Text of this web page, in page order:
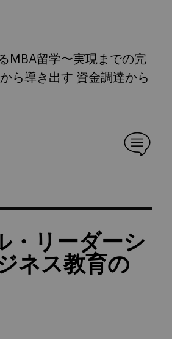
MBA留学〜実現までの完
ら導き出す 資金調達から
・リーダーシ
ネス教育の